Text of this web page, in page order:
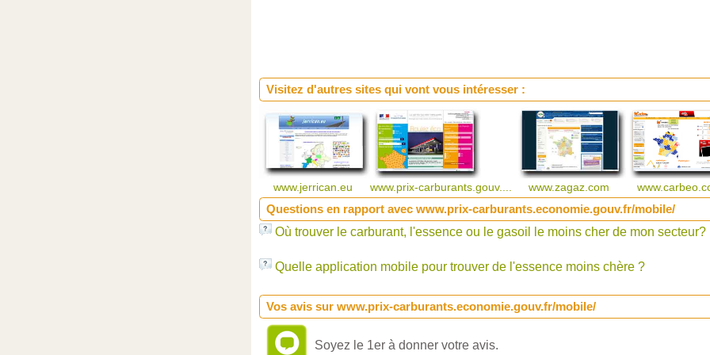
Visitez d'autres sites qui vont vous intéresser :
www.jerrican.eu www.prix-carburants.gouv.... www.zagaz.com
Questions en rapport avec www.prix-carburants.economie.gouv.fr/mobile/
Où trouver le carburant, l'essence ou le gasoil le moins cher de mon secteur?
Quelle application mobile pour trouver de l'essence moins chère ?
Vos avis sur www.prix-carburants.economie.gouv.fr/mobile/
Soyez le 1er à donner votre avis.